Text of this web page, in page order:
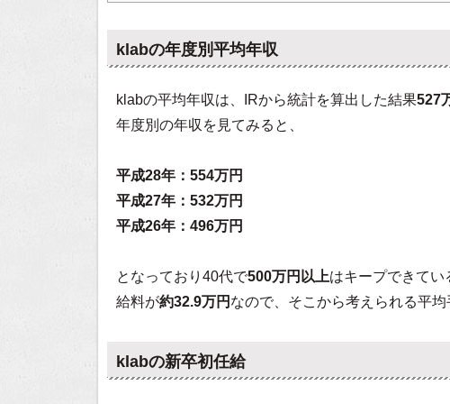
klabの年度別平均年収
klabの平均年収は、IRから統計を算出した結果527
年度別の年収を見てみると、
平成28年：554万円
平成27年：532万円
平成26年：496万円
となっており40代で500万円以上はキープできてい
給料が約32.9万円 なので、そこから考えられる平均
klabの新卒初任給